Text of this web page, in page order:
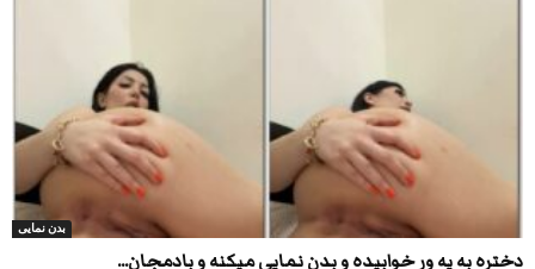
بدن نمایی
دختره به یه ور خوابیده و بدن نمایی میکنه و بادمجان...